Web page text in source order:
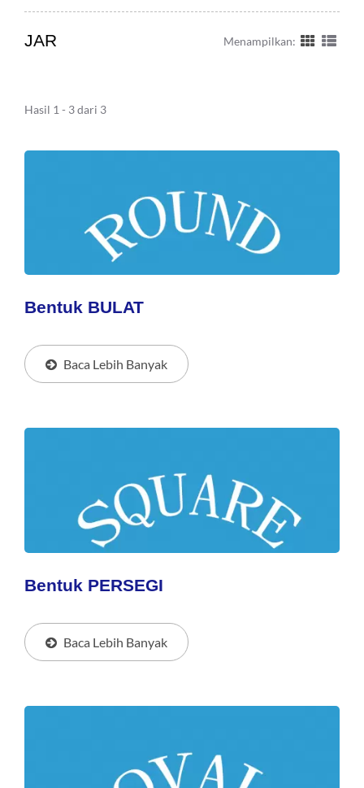
JAR Menampilkan:
Hasil 1 - 3 dari 3
Bentuk BULAT
Baca Lebih Banyak
Bentuk PERSEGI
Baca Lebih Banyak